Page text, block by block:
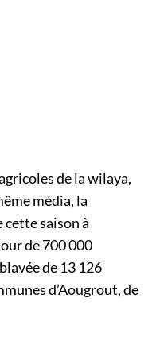
de la wilaya,
média, la
saison à
de 700 000
de 13 126
d’Aougrout, de